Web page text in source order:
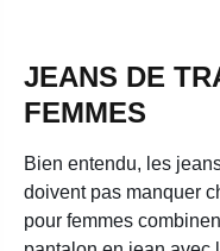
JEANS DE
FEMMES
Bien entendu, les
doivent pas manquer
pour femmes